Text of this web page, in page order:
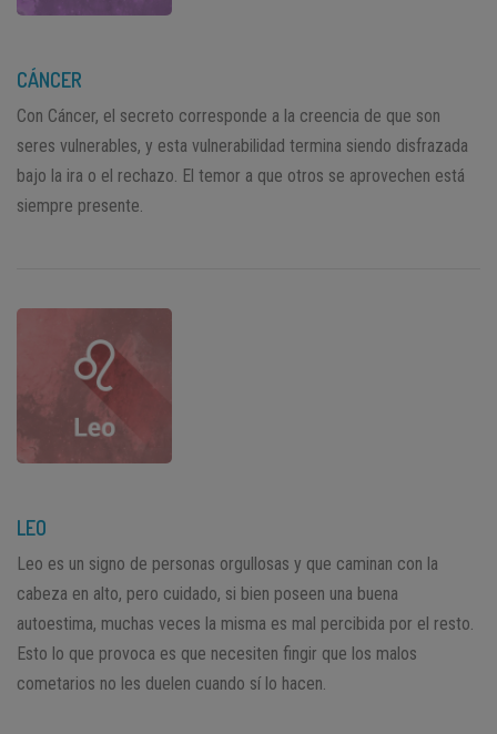
CÁNCER
Con Cáncer, el secreto corresponde a la creencia de que son
seres vulnerables, y esta vulnerabilidad termina siendo disfrazada
bajo la ira o el rechazo. El temor a que otros se aprovechen está
siempre presente.
LEO
Leo es un signo de personas orgullosas y que caminan con la
cabeza en alto, pero cuidado, si bien poseen una buena
autoestima, muchas veces la misma es mal percibida por el resto.
Esto lo que provoca es que necesiten fingir que los malos
cometarios no les duelen cuando sí lo hacen.